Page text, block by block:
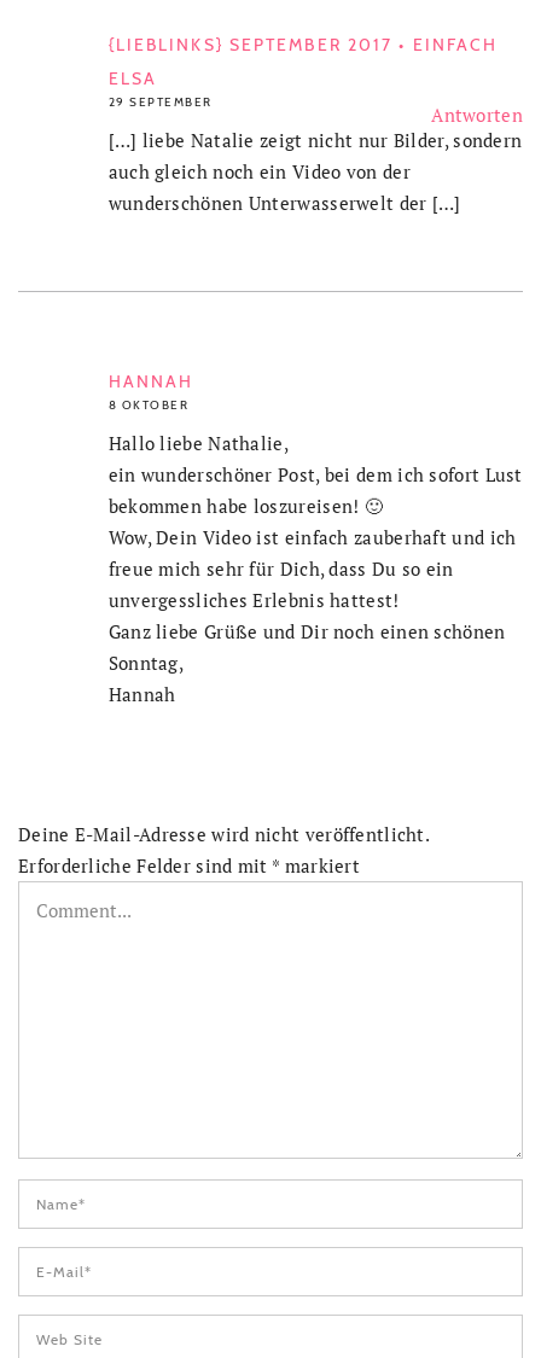
{LIEBLINKS} SEPTEMBER 2017 • EINFACH
ELSA
29 SEPTEMBER
[…] liebe Natalie zeigt nicht nur Bilder, sondern
auch gleich noch ein Video von der
wunderschönen Unterwasserwelt der […]
HANNAH
8 OKTOBER
Antworten
Hallo liebe Nathalie,
ein wunderschöner Post, bei dem ich sofort Lust
bekommen habe loszureisen! 🙂
Wow, Dein Video ist einfach zauberhaft und ich
freue mich sehr für Dich, dass Du so ein
unvergessliches Erlebnis hattest!
Ganz liebe Grüße und Dir noch einen schönen
Sonntag,
Hannah
Deine E-Mail-Adresse wird nicht veröffentlicht.
Erforderliche Felder sind mit * markiert